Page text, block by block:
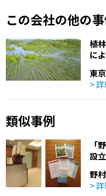
この会社の他の
植
に
東
>
類似事例
「
設立
野
>